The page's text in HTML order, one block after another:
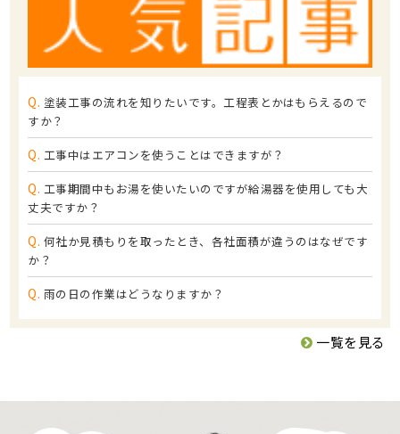
Q. 塗装工事の流れを知りたいです。工程表とかはもらえるので
すか？
Q. 工事中はエアコンを使うことはできますが？
Q. 工事期間中もお湯を使いたいのですが給湯器を使用しても大
丈夫ですか？
Q. 何社か見積もりを取ったとき、各社面積が違うのはなぜです
か？
Q. 雨の日の作業はどうなりますか？
一覧を見る